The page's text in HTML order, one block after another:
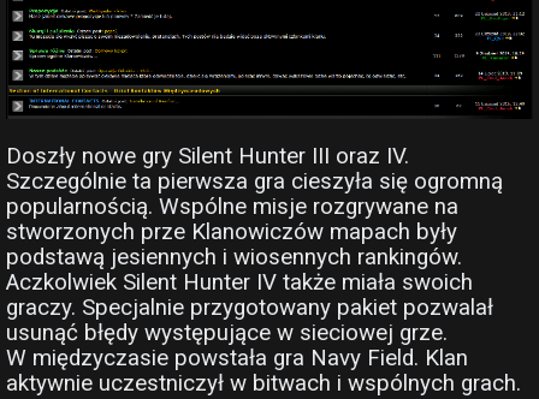
Doszły nowe gry Silent Hunter III oraz IV.
Szczególnie ta pierwsza gra cieszyła się ogromną
popularnością. Wspólne misje rozgrywane na
stworzonych prze Klanowiczów mapach były
podstawą jesiennych i wiosennych rankingów.
Aczkolwiek Silent Hunter IV także miała swoich
graczy. Specjalnie przygotowany pakiet pozwalał
usunąć błędy występujące w sieciowej grze.
W międzyczasie powstała gra Navy Field. Klan
aktywnie uczestniczył w bitwach i wspólnych grach.